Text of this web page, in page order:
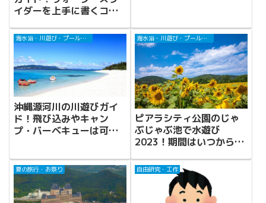
イダーを上手に書くコツ
海水浴・川遊び・プール・じゃぶじゃぶ池
沖縄源河川の川遊びガイ
ド！飛び込みやキャン
プ・バーベキューは可
海水浴・川遊び・プール・じゃぶじゃぶ池
ピアラシティ公園のじゃ
ぶじゃぶ池で水遊び
2023！期間はいつから？
夏の旅行・お祭り 自由研究・工作